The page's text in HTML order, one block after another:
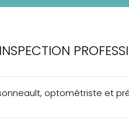
optométriste et